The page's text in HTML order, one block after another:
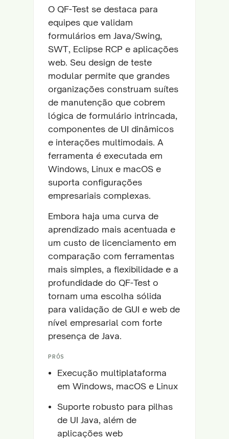
O QF-Test se destaca para
equipes que validam
formulários em Java/Swing,
SWT, Eclipse RCP e aplicações
web. Seu design de teste
modular permite que grandes
organizações construam suítes
de manutenção que cobrem
lógica de formulário intrincada,
componentes de UI dinâmicos
e interações multimodais. A
ferramenta é executada em
Windows, Linux e macOS e
suporta configurações
empresariais complexas.
Embora haja uma curva de
aprendizado mais acentuada e
um custo de licenciamento em
comparação com ferramentas
mais simples, a flexibilidade e a
profundidade do QF-Test o
tornam uma escolha sólida
para validação de GUI e web de
nível empresarial com forte
presença de Java.
PRÓS
Execução multiplataforma
em Windows, macOS e Linux
Suporte robusto para pilhas
de UI Java, além de
aplicações web